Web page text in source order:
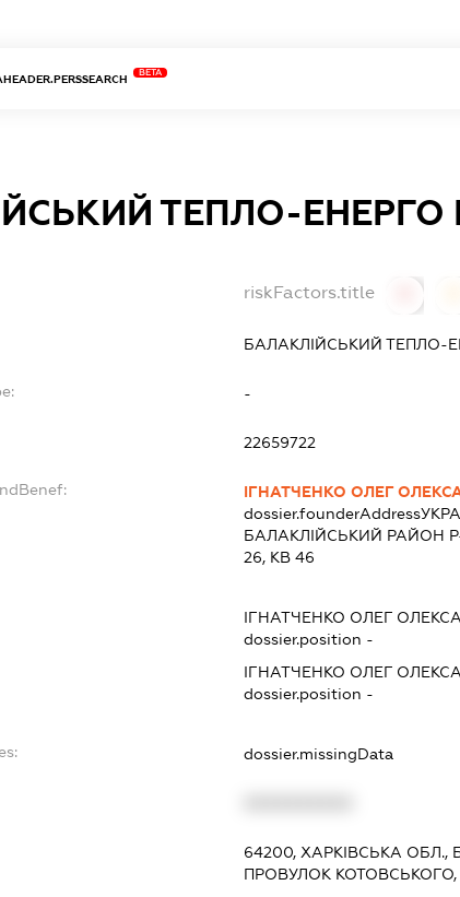
BETA
ТЕПЛО-ЕНЕРГО
riskFactors.title
БАЛАКЛІЙСЬКИЙ ТЕПЛО-
-
22659722
ІГНАТЧЕНКО ОЛЕГ
dossier.founderAddress
БАЛАКЛIЙСЬКИЙ РАЙОН
26, КВ 46
ІГНАТЧЕНКО ОЛЕГ
dossier.position -
ІГНАТЧЕНКО ОЛЕГ
dossier.position -
dossier.missingData
64200, ХАРКІВСЬКА ОБЛ.,
ПРОВУЛОК КОТОВСЬКОГО,